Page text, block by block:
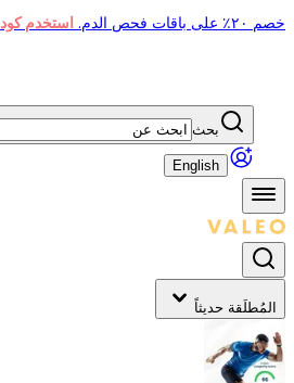
خصم ٢٠٪ على باقات فحص الدم. استخدم كود VALEO20
بحث
English
المُطلَقة حديثاً